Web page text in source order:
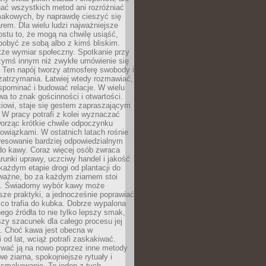
wszystkich metod ani rozróżniać
by naprawdę cieszyć się
Dla wielu ludzi najważniejsze
to, że mogą na chwilę usiąść,
ze sobą albo z kimś bliskim.
wymiar społeczny. Spotkanie przy
innym niż zwykłe umówienie się
napój tworzy atmosferę swobody i
Łatwiej wtedy rozmawiać,
i budować relacje. W wielu
to znak gościnności i otwartości.
staje się gestem zapraszającym
W pracy potrafi z kolei wyznaczać
krótkie chwile odpoczynku
W ostatnich latach rośnie
bardziej odpowiedzialnym
kawy. Coraz więcej osób zwraca
uprawy, uczciwy handel i jakość
etapie drogi od plantacji do
bo za każdym ziarnem stoi
Świadomy wybór kawy może
praktyki, a jednocześnie poprawiać
trafia do kubka. Dobrze wypalona
źródła to nie tylko lepszy smak,
szacunek dla całego procesu jej
Choć kawa jest obecna w
od lat, wciąż potrafi zaskakiwać.
ją na nowo poprzez inne metody
ziarna, spokojniejsze rytuały i